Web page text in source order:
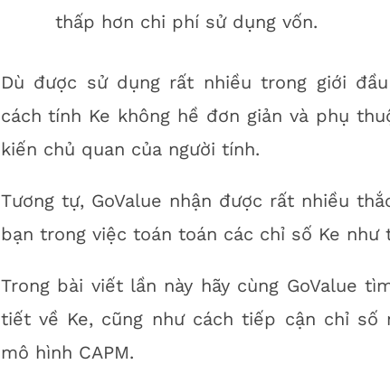
thấp hơn chi phí sử dụng vốn.
Dù được sử dụng rất nhiều trong giới
cách tính Ke không hề đơn giản và phụ
kiến chủ quan của người tính.
Tương tự, GoValue nhận được rất nhiều
bạn trong việc toán toán các chỉ số Ke như
Trong bài viết lần này hãy cùng GoValue
tiết về Ke, cũng như cách tiếp cận chỉ số
mô hình CAPM.